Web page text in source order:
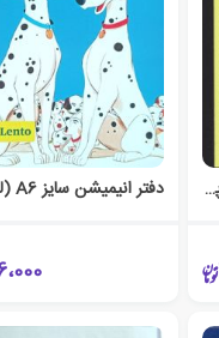
دفتر 48 برگ نقطه‌ای سری پراجکت (پیل) زرد